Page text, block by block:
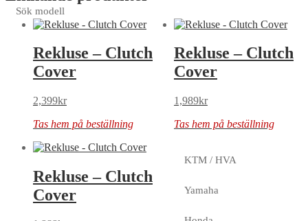
Rekluse – Clutch
Cover
2,399kr
Tas hem på beställning
Rekluse – Clutch
Cover
1,989kr
Tas hem på beställning
Rekluse – Clutch
Cover
Sök modell
KTM / HVA
Yamaha